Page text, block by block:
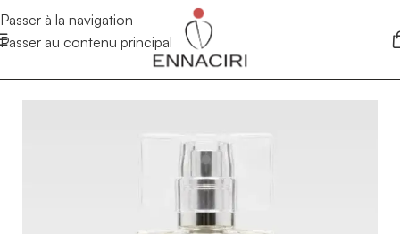
Passer à la navigation
Passer au contenu principal